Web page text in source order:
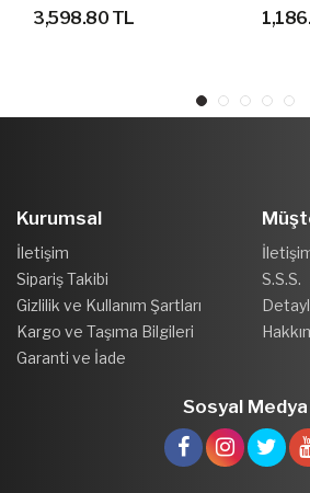
YÜRÜYÜŞ AYAKKABISI
3,598.80 TL
Kurumsal
İletişim
Sipariş Takibi
Gizlilik ve Kullanım Şartları
Kargo ve Taşıma Bilgileri
Garanti ve İade
S.S.S.
Sosyal Medya